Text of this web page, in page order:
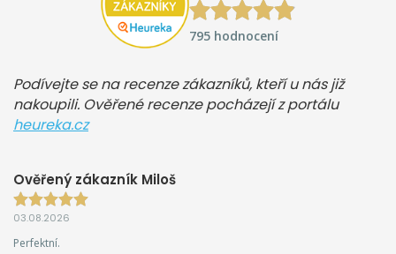
795 hodnocení
Podívejte se na recenze zákazníků, kteří u nás již
nakoupili. Ověřené recenze pocházejí z portálu
heureka.cz
Ověřený zákazník Miloš
03.08.2026
Perfektní.